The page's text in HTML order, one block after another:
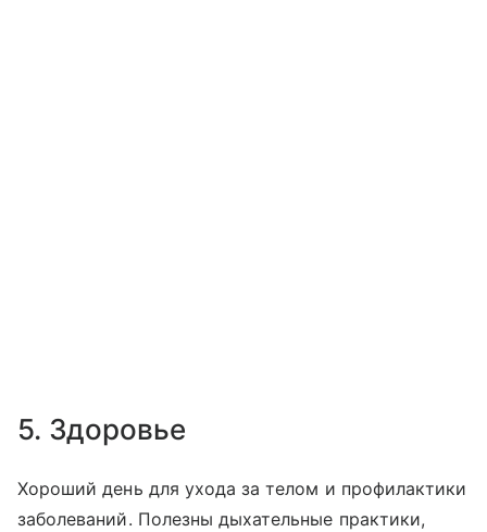
5. Здоровье
Хороший день для ухода за телом и профилактики
заболеваний. Полезны дыхательные практики,